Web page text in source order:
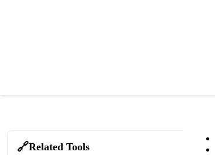
🔗Related Tools